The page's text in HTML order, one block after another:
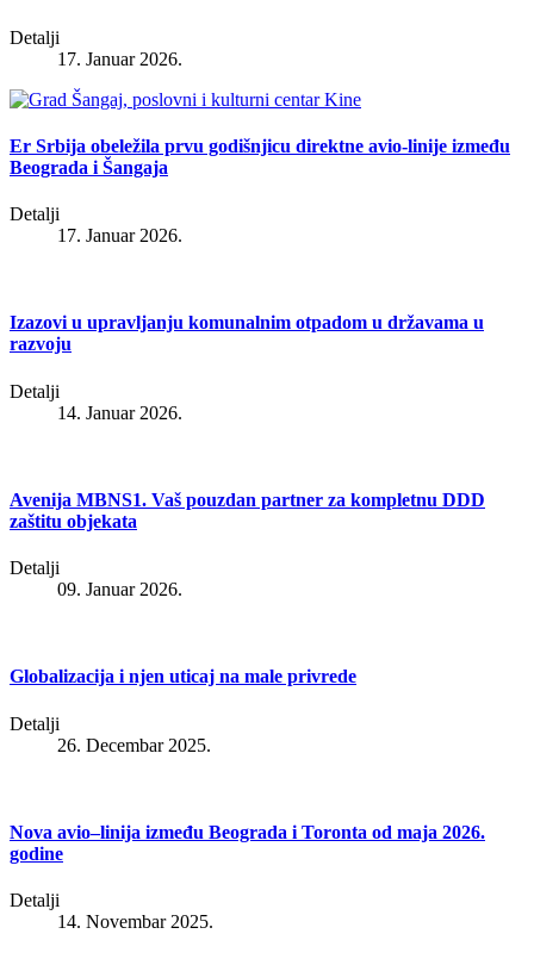
Detalji
17. Januar 2026.
Er Srbija obeležila prvu godišnjicu direktne avio-linije između
Beograda i Šangaja
Detalji
17. Januar 2026.
Izazovi u upravljanju komunalnim otpadom u državama u
razvoju
Detalji
14. Januar 2026.
Avenija MBNS1. Vaš pouzdan partner za kompletnu DDD
zaštitu objekata
Detalji
09. Januar 2026.
Globalizacija i njen uticaj na male privrede
Detalji
26. Decembar 2025.
Nova avio–linija između Beograda i Toronta od maja 2026.
godine
Detalji
14. Novembar 2025.